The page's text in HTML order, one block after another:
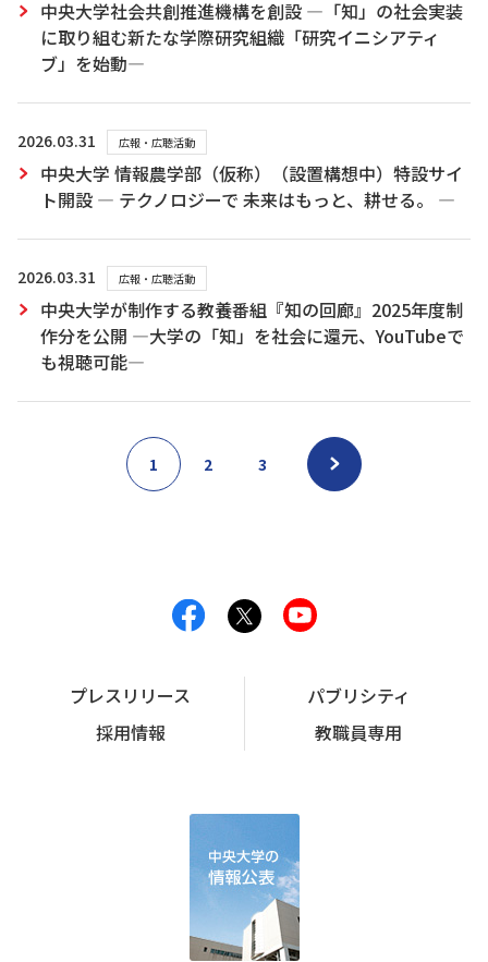
中央大学社会共創推進機構を創設 ―「知」の社会実装
に取り組む新たな学際研究組織「研究イニシアティ
ブ」を始動―
2026.03.31 広報・広聴活動
中央大学 情報農学部（仮称）（設置構想中）特設サイ
ト開設 ― テクノロジーで 未来はもっと、耕せる。 ―
2026.03.31 広報・広聴活動
中央大学が制作する教養番組『知の回廊』2025年度制
作分を公開 ―大学の「知」を社会に還元、YouTubeで
も視聴可能―
1 2 3
プレスリリース
パブリシティ
採用情報
教職員専用